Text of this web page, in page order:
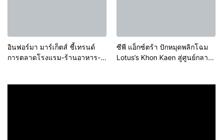
อินฟอร์มา มาร์เก็ตส์ ชี้เทรนด์
การตลาดโรงแรม-ร้านอาหาร-
ซีพี แอ็กซ์ตร้า ปักหมุดพลิกโฉม
Lotus’s Khon Kaen สู่ศูนย์กลาง